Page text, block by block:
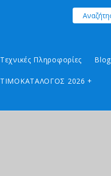
Τεχνικές Πληροφορίες Blog
ΤΙΜΟΚΑΤΑΛΟΓΟΣ 2026 +